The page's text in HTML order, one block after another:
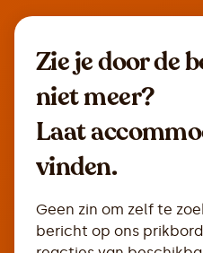
Zie je door de
niet meer?
Laat
vinden.
Geen zin om zelf te
bericht op ons